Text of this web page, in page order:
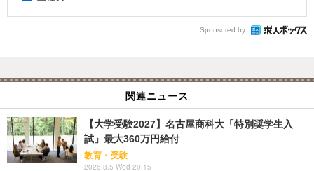
Sponsored by
関連ニュース
【大学受験2027】名古屋商科大「特別奨学生入
試」最大360万円給付
教育・受験
2026.8.5 Wed 20:15